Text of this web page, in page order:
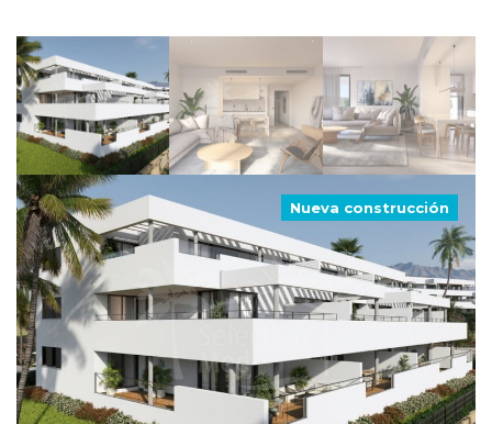
Nueva construcción